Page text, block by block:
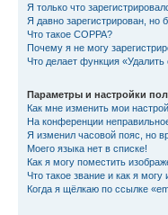
Я только что
Я давно зарегистрирован, но
Что такое COPPA?
Почему я не могу
Что делает функция
Параметры и настройки
Как мне изменить мои
На конференции
Я изменил часовой пояс, но
Моего языка нет в списке!
Как я могу поместить
Что такое звание и как я могу
Когда я щёлкаю по ссылке